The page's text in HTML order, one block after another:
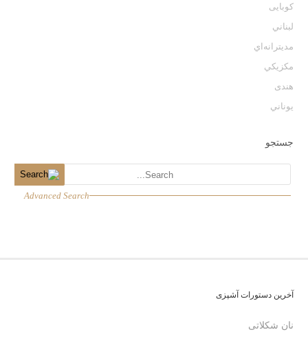
كوبايى
لبناني
مديترانه‌اي
مكزيكي
هندی
يوناني
جستجو
Advanced Search
آخرین دستورات آشپزی
نان شکلاتی